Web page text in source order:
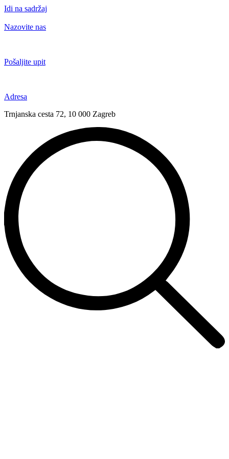
Idi na sadržaj
Nazovite nas
Pošaljite upit
Adresa
Trnjanska cesta 72, 10 000 Zagreb